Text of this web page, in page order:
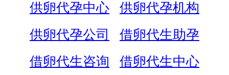
供卵代孕中心
供卵代孕机构
供卵代孕公司
借卵代生助孕
借卵代生咨询
借卵代生中心